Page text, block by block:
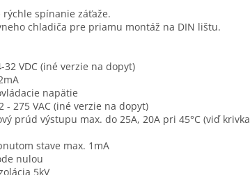
rýchle spínanie záťaže.
chladiča pre priamu montáž na DIN lištu.
VDC (iné verzie na dopyt)
napätie
- 275 VAC (iné verzie na dopyt)
prúd výstupu max. do 25A, 20A pri 45°C (viď krivka
stave max. 1mA
nulou
5kV